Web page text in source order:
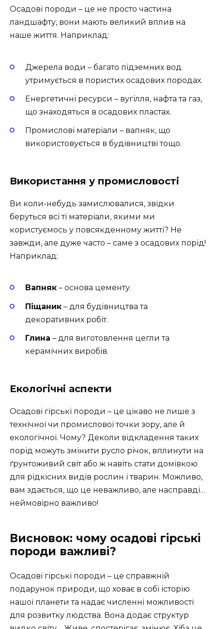
Осадові породи – це не просто частина
ландшафту, вони мають великий вплив на
наше життя. Наприклад:
Джерела води – багато підземних вод
утримується в пористих осадових породах.
Енергетичні ресурси – вугілля, нафта та газ,
що знаходяться в осадових пластах.
Промислові матеріали – вапняк, що
використовується в будівництві тощо.
Використання у промисловості
Ви коли-небудь замислювалися, звідки
беруться всі ті матеріали, якими ми
користуємось у повсякденному житті? Не
завжди, але дуже часто – саме з осадових порід!
Наприклад:
Вапняк – основа цементу.
Піщаник – для будівництва та
декоративних робіт.
Глина – для виготовлення цегли та
керамічних виробів.
Екологічні аспекти
Осадові гірські породи – це цікаво не лише з
технічної чи промислової точки зору, але й
екологічної. Чому? Деколи відкладення таких
порід можуть змінити русло річок, вплинути на
ґрунтоживий світ або ж навіть стати домівкою
для рідкісних видів рослин і тварин. Можливо,
вам здається, що це неважливо, але насправді…
неймовірно важливо!
Висновок: чому осадові гірські
породи важливі?
Осадові гірські породи – це справжній
подарунок природи, що ховає в собі історію
нашої планети та надає численні можливості
для розвитку людства. Вона додає структур